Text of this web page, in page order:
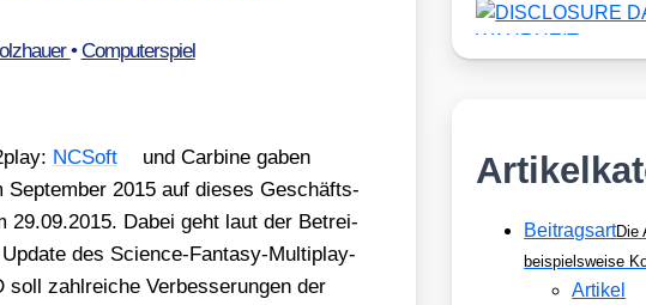
•Computerspiel
NCSoft
und Car­bi­ne gaben
Sep­tem­ber 2015 auf die­ses Geschäfts­
29.09.2015. Dabei geht laut der Betrei­
des Sci­ence-Fan­ta­sy-Mul­ti­play­
soll zahl­rei­che Ver­bes­se­run­gen der
BeitragsartDie
beispielsweise
Artikel